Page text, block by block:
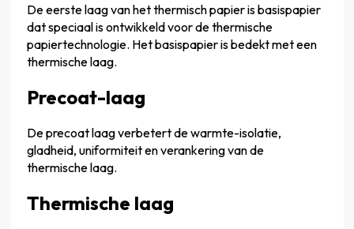
De eerste laag van het thermisch papier is basispapier
dat speciaal is ontwikkeld voor de thermische
papiertechnologie. Het basispapier is bedekt met een
thermische laag.
Precoat-laag
De precoat laag verbetert de warmte-isolatie,
gladheid, uniformiteit en verankering van de
thermische laag.
Thermische laag